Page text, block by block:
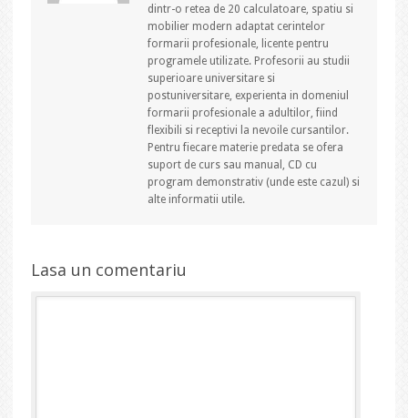
dintr-o retea de 20 calculatoare, spatiu si
mobilier modern adaptat cerintelor
formarii profesionale, licente pentru
programele utilizate. Profesorii au studii
superioare universitare si
postuniversitare, experienta in domeniul
formarii profesionale a adultilor, fiind
flexibili si receptivi la nevoile cursantilor.
Pentru fiecare materie predata se ofera
suport de curs sau manual, CD cu
program demonstrativ (unde este cazul) si
alte informatii utile.
Lasa un comentariu